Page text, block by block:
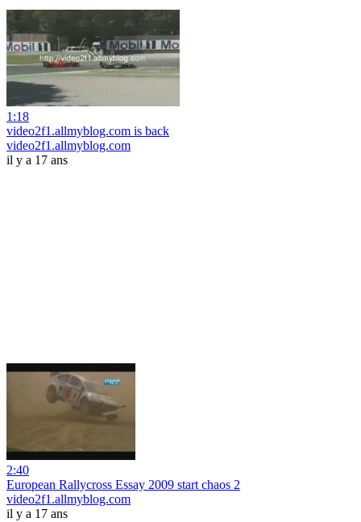
1:18
video2f1.allmyblog.com is back
video2f1.allmyblog.com
il y a 17 ans
2:40
European Rallycross Essay 2009 start chaos 2
video2f1.allmyblog.com
il y a 17 ans